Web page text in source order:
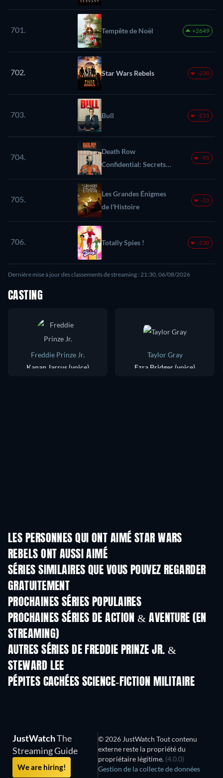
701. Tempête de Noël +2649
702. Star Wars Rebels -230
703. Bull -231
704.
Death Row
Confidential: Secrets
of a Serial Killer
-95
705.
Les Grandes Énigmes
de l'Histoire
-31
706. Totally Spies ! -230
Dernière mise à jour des classements de streaming : 21:30, 06/08/2026
CASTING
Freddie Prinze Jr.
Kanan Jarrus (voice)
Taylor Gray
Ezra Bridger (voice)
LES PERSONNES QUI ONT AIMÉ STAR WARS
REBELS ONT AUSSI AIMÉ
Série
SÉRIES SIMILAIRES QUE VOUS POUVEZ REGARDER
GRATUITEMENTSérie
PROCHAINES SÉRIES POPULAIRES
Série Série
PROCHAINES SÉRIES DE ACTION & AVENTURE (EN
STREAMING)Saison 2
AUTRES SÉRIES DE FREDDIE PRINZE JR. &
STEWARD LEESérie
PÉPITES CACHÉES SCIENCE-FICTION MILITAIRE
JustWatchThe
Streaming Guide
We are hiring!
© 2026 JustWatch Tout contenu
externe reste la propriété du
propriétaire légitime. (4.0.0)
Gestion de la collecte de données